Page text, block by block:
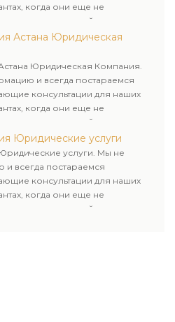
когда они еще не
услугами нашей компании.
Астана Юридическая
Юридическая Компания.
и всегда постараемся
консультации для наших
когда они еще не
услугами нашей компании.
Юридические услуги
услуги. Мы не
всегда постараемся
консультации для наших
когда они еще не
услугами нашей компании.